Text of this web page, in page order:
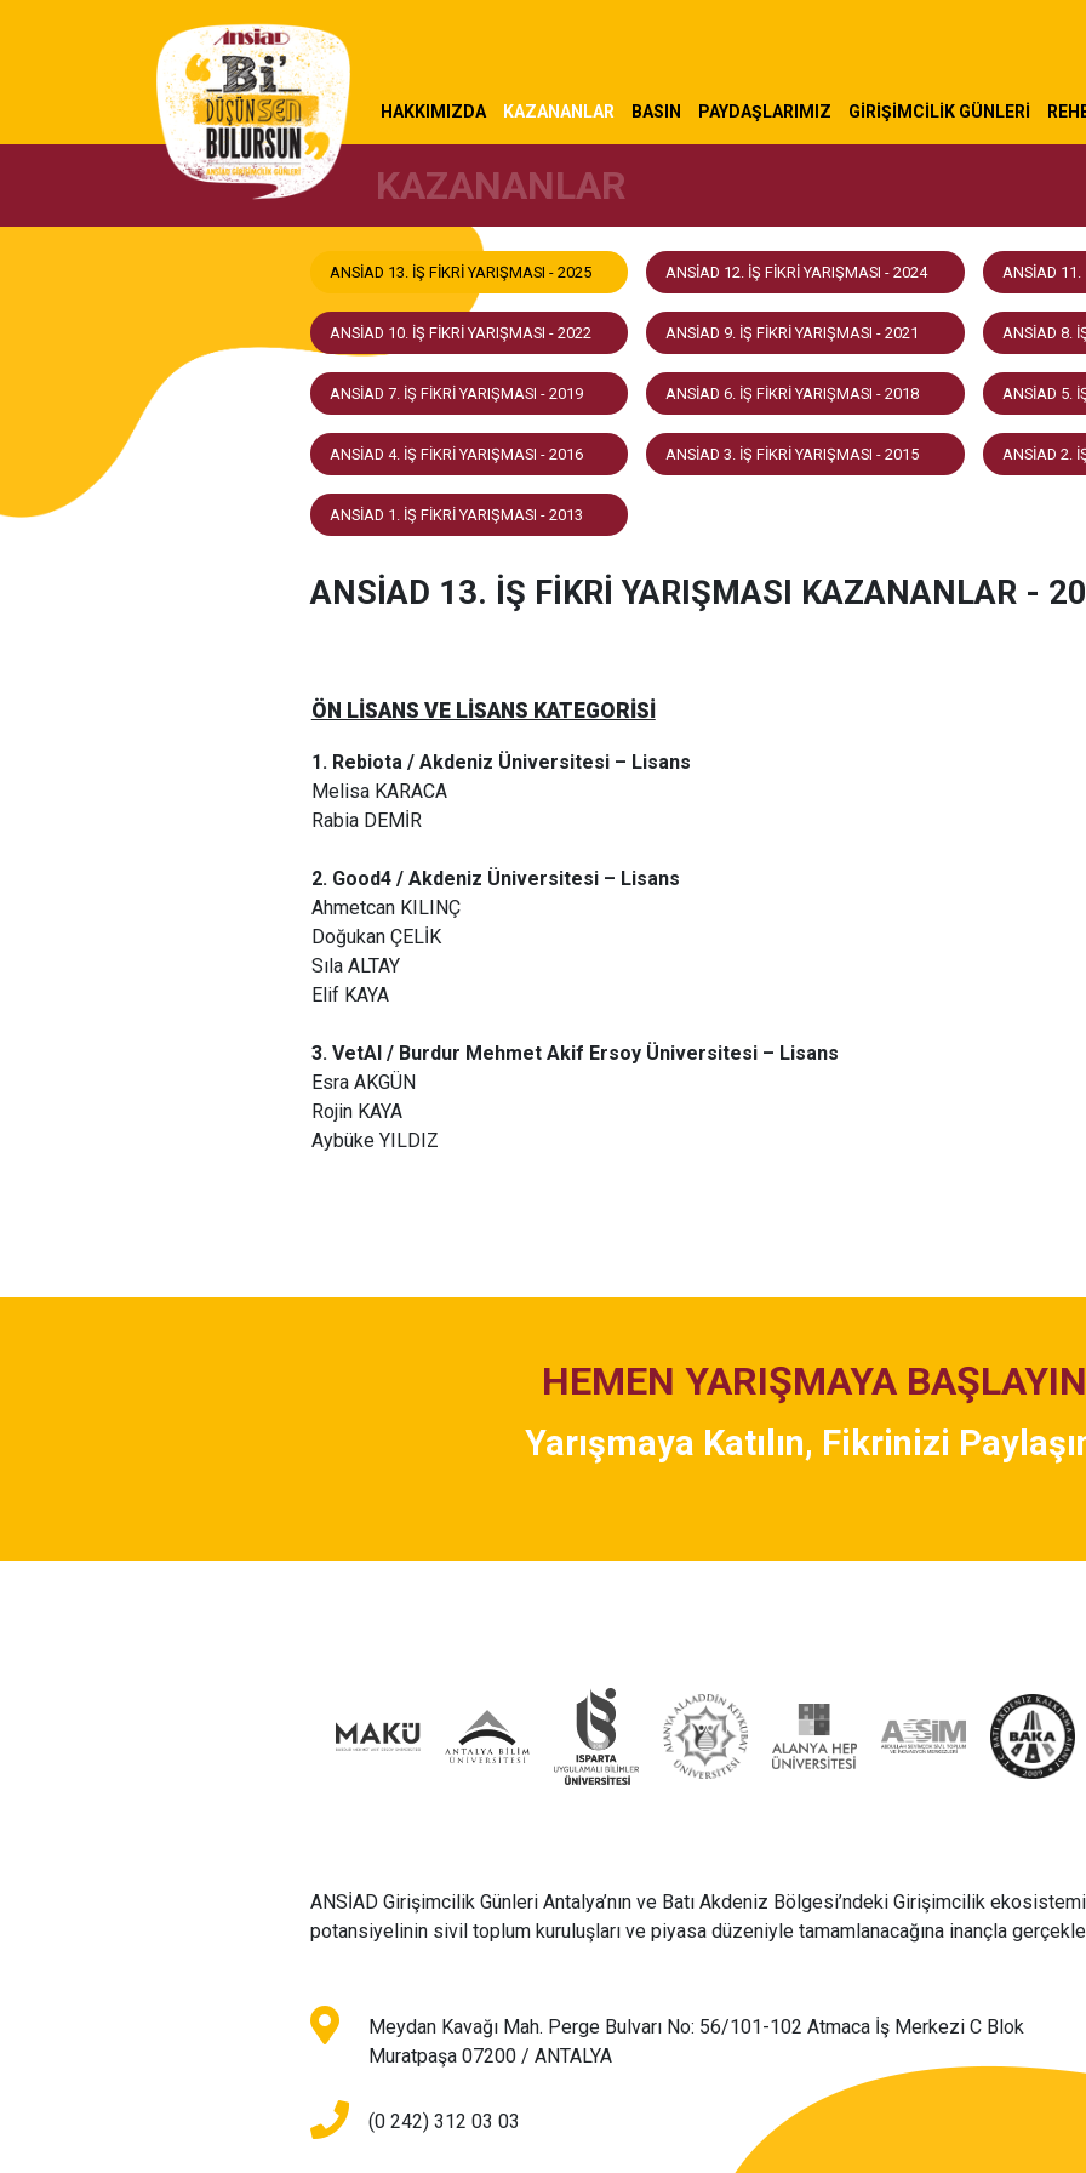
HAKKIMIZDA KAZANANLAR BASIN PAYDAŞLARIMIZ GIRIŞIMCILIK GÜNLERI
KAZANANLAR
ANSİAD 13. İŞ FİKRİ YARIŞMASI - 2025 ANSİAD 12. İŞ FİKRİ YARIŞMASI - 2024 ANSİAD 11.
ANSİAD 10. İŞ FİKRİ YARIŞMASI - 2022 ANSİAD 9. İŞ FİKRİ YARIŞMASI - 2021 ANSİAD 8.
ANSİAD 7. İŞ FİKRİ YARIŞMASI - 2019 ANSİAD 6. İŞ FİKRİ YARIŞMASI - 2018 ANSİAD 5.
ANSİAD 4. İŞ FİKRİ YARIŞMASI - 2016 ANSİAD 3. İŞ FİKRİ YARIŞMASI - 2015 ANSİAD 2.
ANSİAD 1. İŞ FİKRİ YARIŞMASI - 2013
ANSİAD 13. İŞ FİKRİ YARIŞMASI KAZANANLAR -
ÖN LİSANS VE LİSANS KATEGORİSİ
1. Rebiota / Akdeniz Üniversitesi – Lisans
Melisa KARACA
Rabia DEMİR
2. Good4 / Akdeniz Üniversitesi – Lisans
Ahmetcan KILINÇ
Doğukan ÇELİK
Sıla ALTAY
Elif KAYA
3. VetAI / Burdur Mehmet Akif Ersoy Üniversitesi – Lisans
Esra AKGÜN
Rojin KAYA
Aybüke YILDIZ
HEMEN YARIŞMAYA BAŞLAYIN
Yarışmaya Katılın, Fikrinizi
ANSİAD Girişimcilik Günleri Antalya’nın ve Batı Akdeniz Bölgesi’ndeki Girişimcilik
potansiyelinin sivil toplum kuruluşları ve piyasa düzeniyle tamamlanacağına inançla
Meydan Kavağı Mah. Perge Bulvarı No: 56/101-102 Atmaca İş Merkezi C Blok
Muratpaşa 07200 / ANTALYA
(0 242) 312 03 03